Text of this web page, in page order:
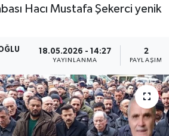
Hacı Mustafa Şekerci yenik
18.05.2026 - 14:27
YAYINLANMA
2
PAYLAŞIM